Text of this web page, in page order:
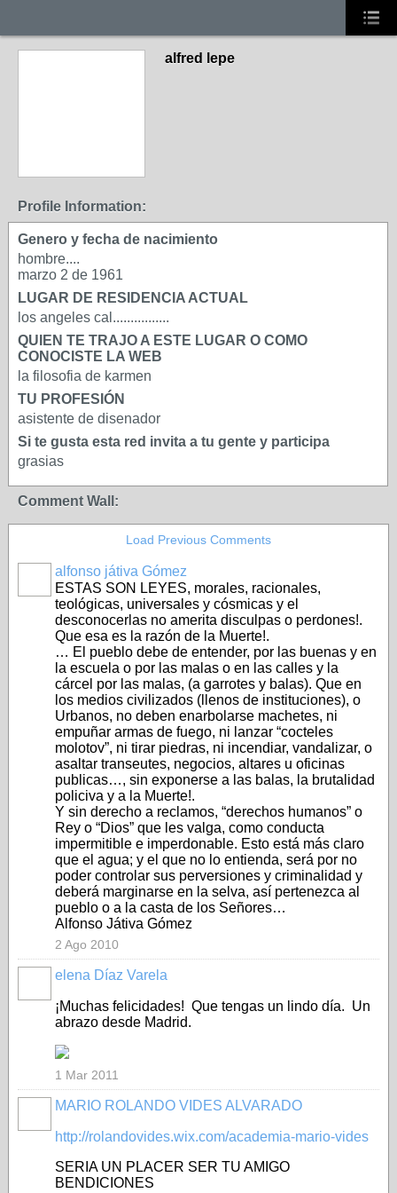
alfred lepe
Profile Information:
Genero y fecha de nacimiento
hombre....
marzo 2 de 1961
LUGAR DE RESIDENCIA ACTUAL
los angeles cal................
QUIEN TE TRAJO A ESTE LUGAR O COMO
CONOCISTE LA WEB
la filosofia de karmen
TU PROFESIÓN
asistente de disenador
Si te gusta esta red invita a tu gente y participa
grasias
Comment Wall:
Load Previous Comments
alfonso játiva Gómez
ESTAS SON LEYES, morales, racionales,
teológicas, universales y cósmicas y el
desconocerlas no amerita disculpas o perdones!.
Que esa es la razón de la Muerte!.
… El pueblo debe de entender, por las buenas y en
la escuela o por las malas o en las calles y la
cárcel por las malas, (a garrotes y balas). Que en
los medios civilizados (llenos de instituciones), o
Urbanos, no deben enarbolarse machetes, ni
empuñar armas de fuego, ni lanzar “cocteles
molotov”, ni tirar piedras, ni incendiar, vandalizar, o
asaltar transeutes, negocios, altares u oficinas
publicas…, sin exponerse a las balas, la brutalidad
policiva y a la Muerte!.
Y sin derecho a reclamos, “derechos humanos” o
Rey o “Dios” que les valga, como conducta
impermitible e imperdonable. Esto está más claro
que el agua; y el que no lo entienda, será por no
poder controlar sus perversiones y criminalidad y
deberá marginarse en la selva, así pertenezca al
pueblo o a la casta de los Señores…
Alfonso Játiva Gómez
2 Ago 2010
elena Díaz Varela
¡Muchas felicidades! Que tengas un lindo día. Un
abrazo desde Madrid.
1 Mar 2011
MARIO ROLANDO VIDES ALVARADO
http://rolandovides.wix.com/academia-mario-vides
SERIA UN PLACER SER TU AMIGO
BENDICIONES